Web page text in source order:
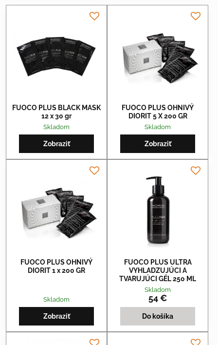
FUOCO PLUS BLACK MASK
12 x 30 gr
Skladom
Zobraziť
FUOCO PLUS OHNIVÝ
DIORIT 5 X 200 GR
Skladom
Zobraziť
FUOCO PLUS OHNIVÝ
DIORIT 1 x 200 GR
Skladom
Zobraziť
FUOCO PLUS ULTRA
VYHLADZUJÚCI A
TVARUJÚCI GÉL 250 ML
Skladom
54 €
Do košíka